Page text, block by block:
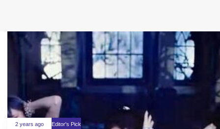
2 years ago Editor's Pick